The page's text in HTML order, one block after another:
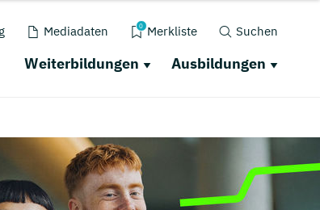
Mediadaten 0 Merkliste Suchen
Weiterbildungen Ausbildungen